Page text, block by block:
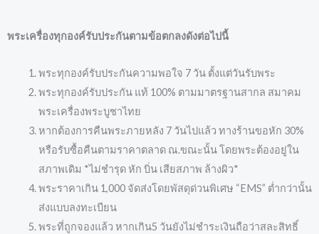
พระเครื่องทุกองค์รับประกันตามข้อตกลงดังต่อไปนี้
พระทุกองค์รับประกันความพอใจ 7 วัน ตั้งแต่วันรับพระ
พระทุกองค์รับประกัน แท้ 100% ตามมาตรฐานสากล สมาคม
พระเครื่องพระบูชาไทย
หากต้องการคืนพระภายหลัง 7 วันไปแล้ว ทางร้านขอหัก 30%
หรือรับซื้อคืนตามราคาตลาด ณ.ขณะนั้น โดยพระต้องอยู่ใน
สภาพเดิม *ไม่ชำรุด หัก บิ่น เสียสภาพ ล้างผิว*
พระราคาเกิน 1,000 จัดส่งโดยพัสดุด่วนพิเศษ “EMS” ต่ำกว่านั้น
ส่งแบบลงทะเบียน
พระที่ถูกจองแล้ว หากเกิน5 วันยังไม่ชำระเงินถือว่าสละสิทธิ์